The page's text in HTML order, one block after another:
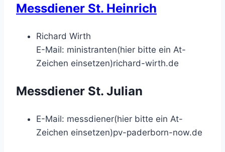
Messdiener St. Heinrich
Richard Wirth
E-Mail: ministranten(hier bitte ein At-
Zeichen einsetzen)richard-wirth.de
Messdiener St. Julian
E-Mail: messdiener(hier bitte ein At-
Zeichen einsetzen)pv-paderborn-now.de